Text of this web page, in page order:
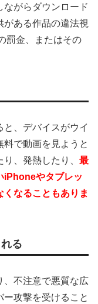
ながらダウンロード
ある作品の違法視
罰金、またはその
、デバイスがウイ
で動画を見ようと
、発熱したり、 最
iPhoneやタブレッ
くなることもありま
る
、不注意で悪質な広
攻撃を受けること